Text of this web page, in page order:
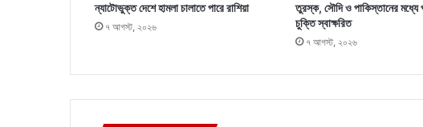
ন্যাটোভুক্ত দেশে হামলা চালাতে পারে রাশিয়া
৭ আগস্ট, ২০২৬
তুরস্ক, সৌদি ও পাকিস্তানের মধ্যে
চুক্তি স্বাক্ষরিত
৭ আগস্ট, ২০২৬